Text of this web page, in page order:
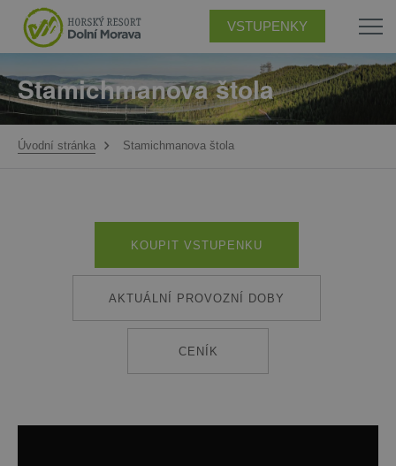
VSTUPENKY
Stamichmanova štola
Úvodní stránka Stamichmanova štola
KOUPIT VSTUPENKU
AKTUÁLNÍ PROVOZNÍ DOBY
CENÍK